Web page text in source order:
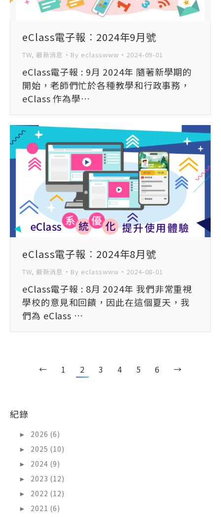
eClass電子報︰2024年9月號
TW, 最新消息 By eclasswww 2024-09-01
eClass電子報 : 9月 2024年 隨著新學期的
開始，老師們忙於各種教學和行政事務，
eClass 作為學…
eClass電子報︰2024年8月號
TW, 最新消息 By eclasswww 2024-08-01
eClass電子報 : 8月 2024年 我們非常重視
學校的意見和回饋，因此在這個夏天，我
們為 eClass …
← 1 2 3 4 5 6 →
紀錄
►
2026 (6)
►
2025 (10)
►
2024 (9)
►
2023 (12)
►
2022 (12)
►
2021 (6)